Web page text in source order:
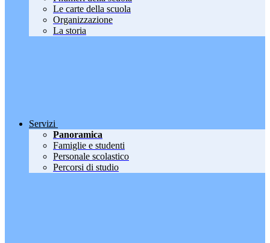
Le carte della scuola
Organizzazione
La storia
Servizi
Panoramica
Famiglie e studenti
Personale scolastico
Percorsi di studio